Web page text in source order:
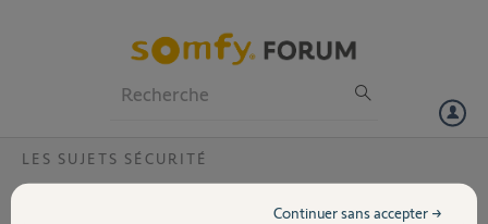
Volet
LES SUJETS SÉCURITÉ
problème avec la Security Camera
Continuer sans accepter →